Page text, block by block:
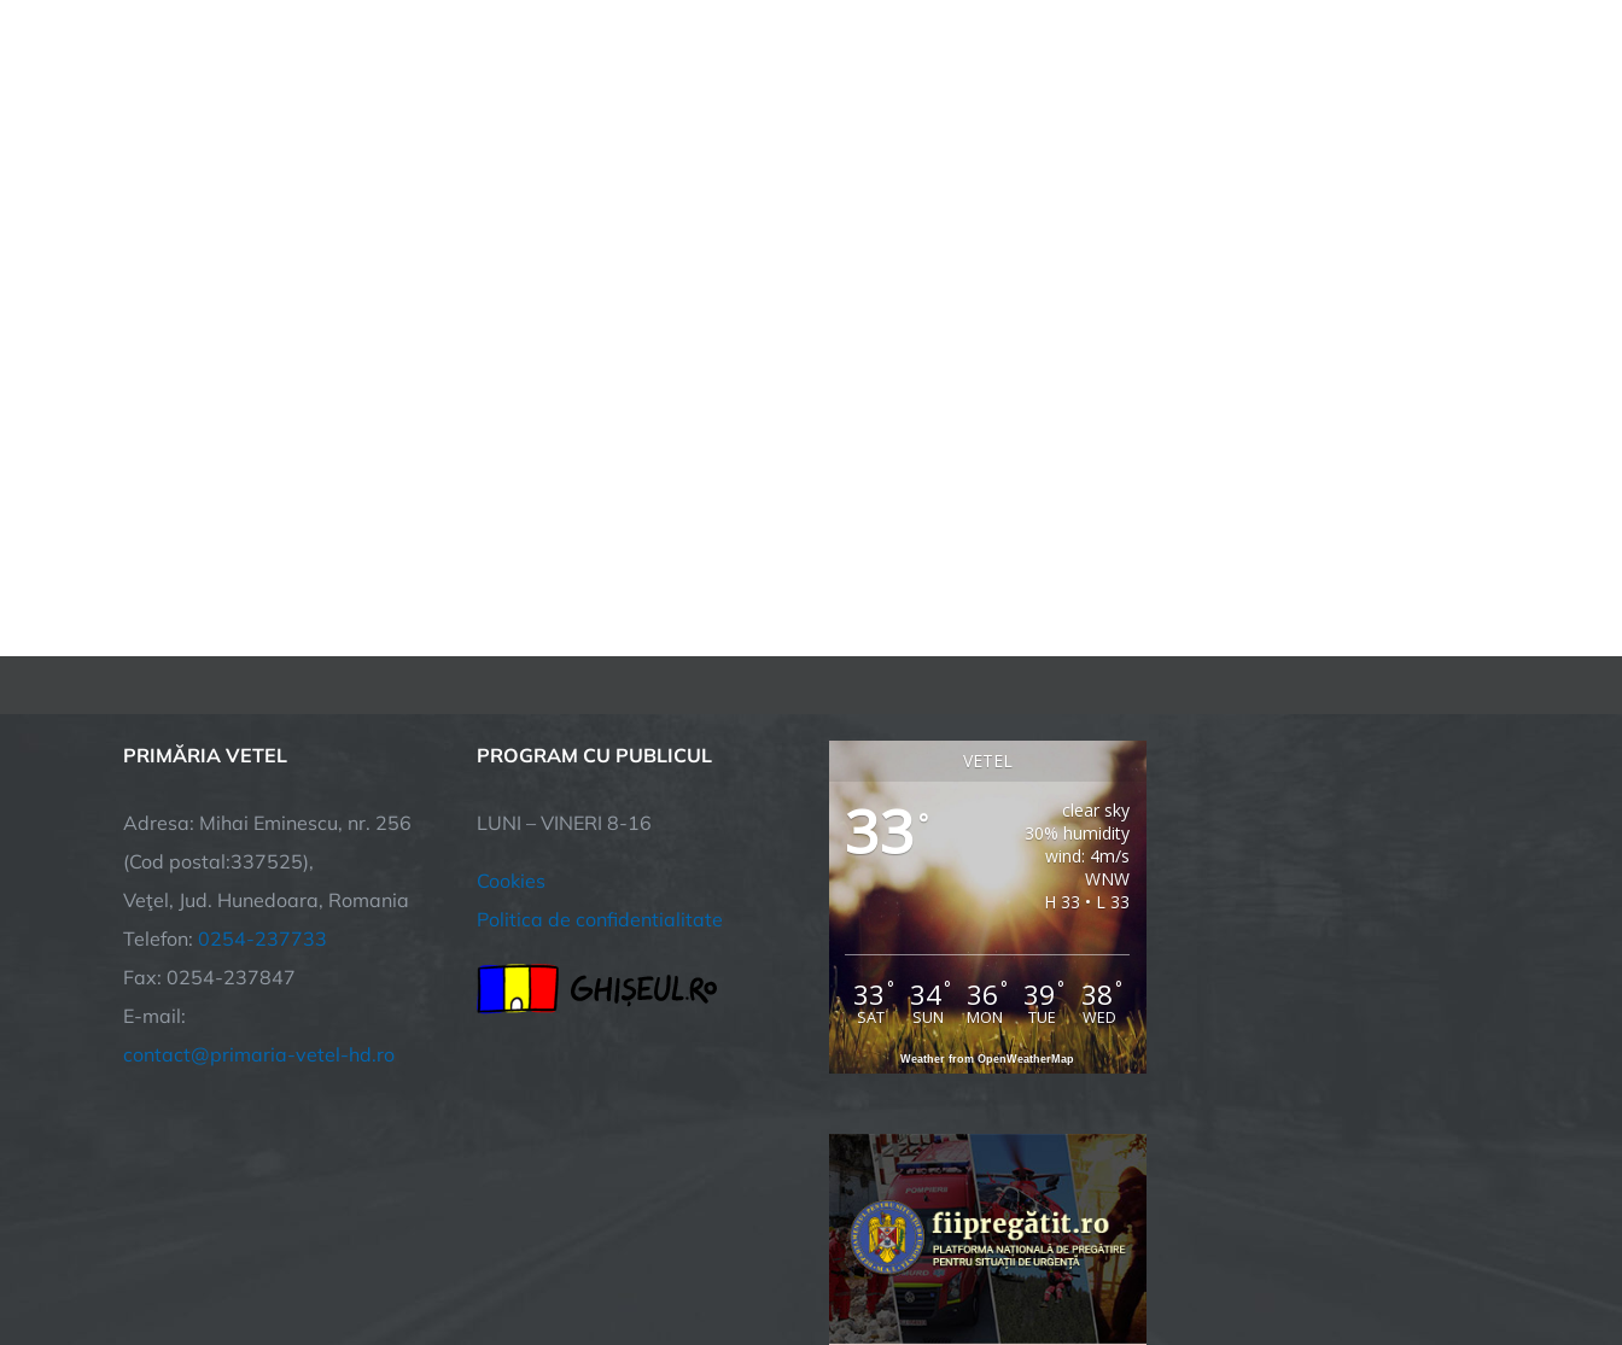
PRIMĂRIA VETEL
Adresa: Mihai Eminescu, nr. 256
(Cod postal:337525),
Veţel, Jud. Hunedoara, Romania
Telefon: 0254-237733
Fax: 0254-237847
E-mail:
contact@primaria-vetel-hd.ro
PROGRAM CU PUBLICUL
LUNI – VINERI 8-16
Cookies
Politica de confidentialitate
VETEL
33 °
clear sky
30% humidity
wind: 4m/s
WNW
H 33 • L 33
33 °
SAT
34°
SUN
36°
MON
39°
TUE
38°
WED
Weather from OpenWeatherMap